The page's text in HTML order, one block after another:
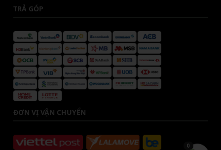
TRẢ GÓP
ĐƠN VỊ VẬN CHUYỂN
0